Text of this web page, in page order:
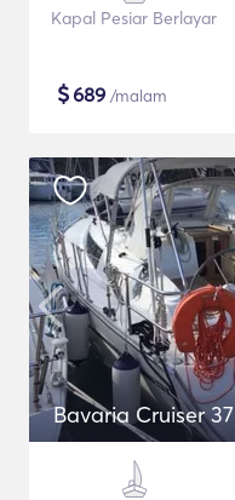
Kapal Pesiar Berlayar
$689 /malam
Bavaria Cruiser 37